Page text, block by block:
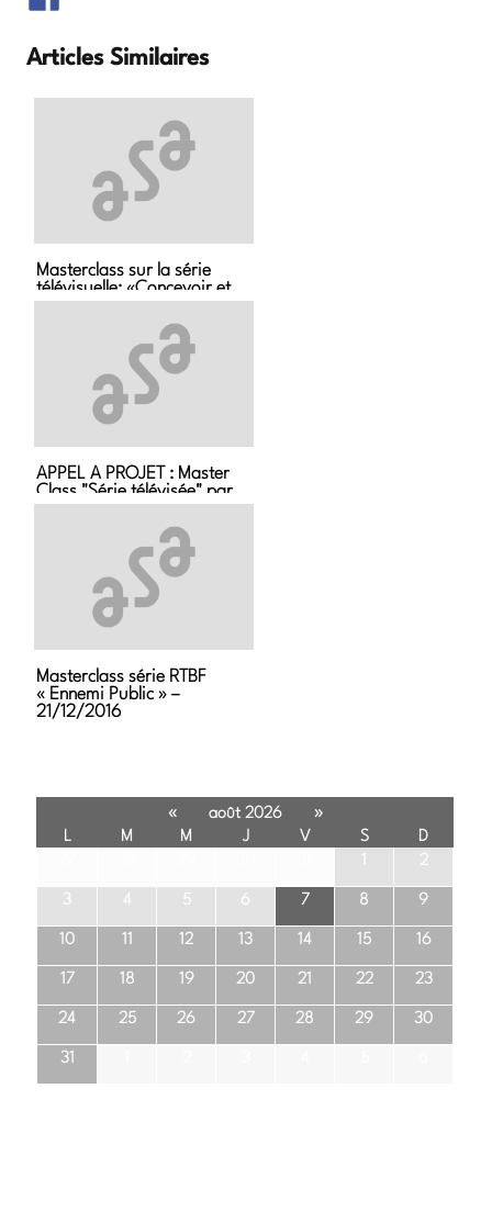
Articles Similaires
Masterclass sur la série
télévisuelle: «Concevoir et
écrire une série TV de fiction
: Outils, méthodes et
perspectives ».
APPEL A PROJET : Master
Class "Série télévisée" par
Frédéric Krivine
Masterclass série RTBF
« Ennemi Public » –
21/12/2016
« août 2026 »
L M M J V S
D
1 2
3 4 5 6 7 8 9
10 11 12 13 14 15 16
17 18 19 20 21 22 23
24 25 26 27 28 29 30
31